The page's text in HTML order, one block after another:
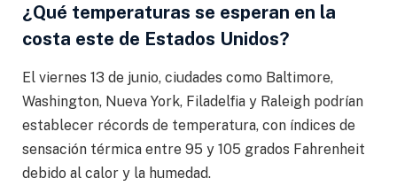
¿Qué temperaturas se esperan en la
costa este de Estados Unidos?
El viernes 13 de junio, ciudades como Baltimore,
Washington, Nueva York, Filadelfia y Raleigh podrían
establecer récords de temperatura, con índices de
sensación térmica entre 95 y 105 grados Fahrenheit
debido al calor y la humedad.